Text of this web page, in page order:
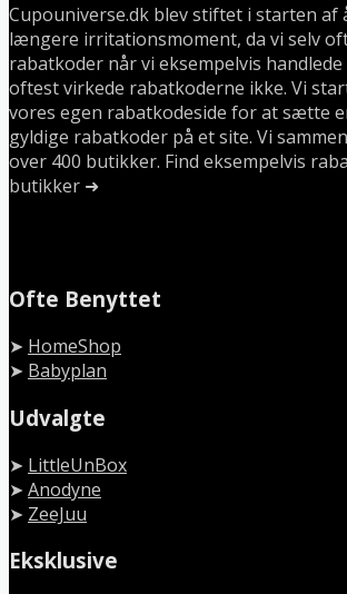
Cupouniverse.dk blev stiftet i starten af
længere irritationsmoment, da vi selv
rabatkoder når vi eksempelvis
oftest virkede rabatkoderne ikke. Vi
vores egen rabatkodeside for at sætte
gyldige rabatkoder på et site. Vi
over 400 butikker. Find eksempelvis
butikker ➜
Ofte Benyttet
➤ HomeShop
➤ Babyplan
Udvalgte
➤ LittleUnBox
➤ Anodyne
➤ ZeeJuu
Eksklusive